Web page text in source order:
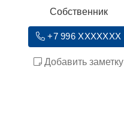
Собственник
+7 996 XXXXXXX
Добавить заметку